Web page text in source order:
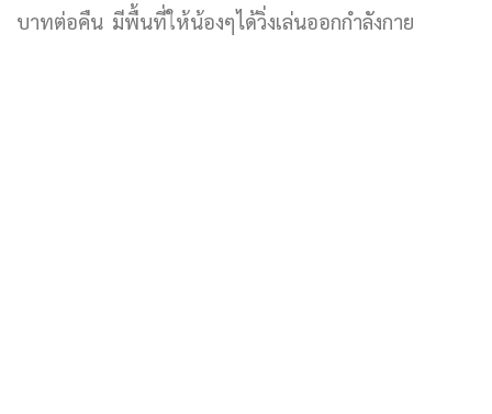
บาทต่อคืน มีพื้นที่ให้น้องๆได้วิ่งเล่นออกกำลังกาย